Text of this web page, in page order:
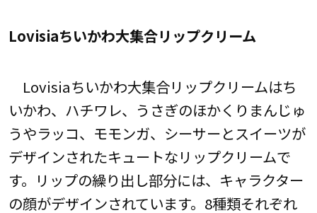
Lovisiaちいかわ大集合リップクリーム
Lovisiaちいかわ大集合リップクリームはち
いかわ、ハチワレ、うさぎのほかくりまんじゅ
うやラッコ、モモンガ、シーサーとスイーツが
デザインされたキュートなリップクリームで
す。リップの繰り出し部分には、キャラクター
の顔がデザインされています。8種類それぞれ